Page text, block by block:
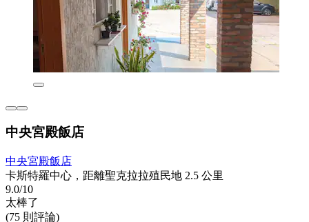
中央宮殿飯店
中央宮殿飯店
卡斯特羅中心，距離聖克拉拉殖民地 2.5 公里
9.0/10
太棒了
(75 則評論)